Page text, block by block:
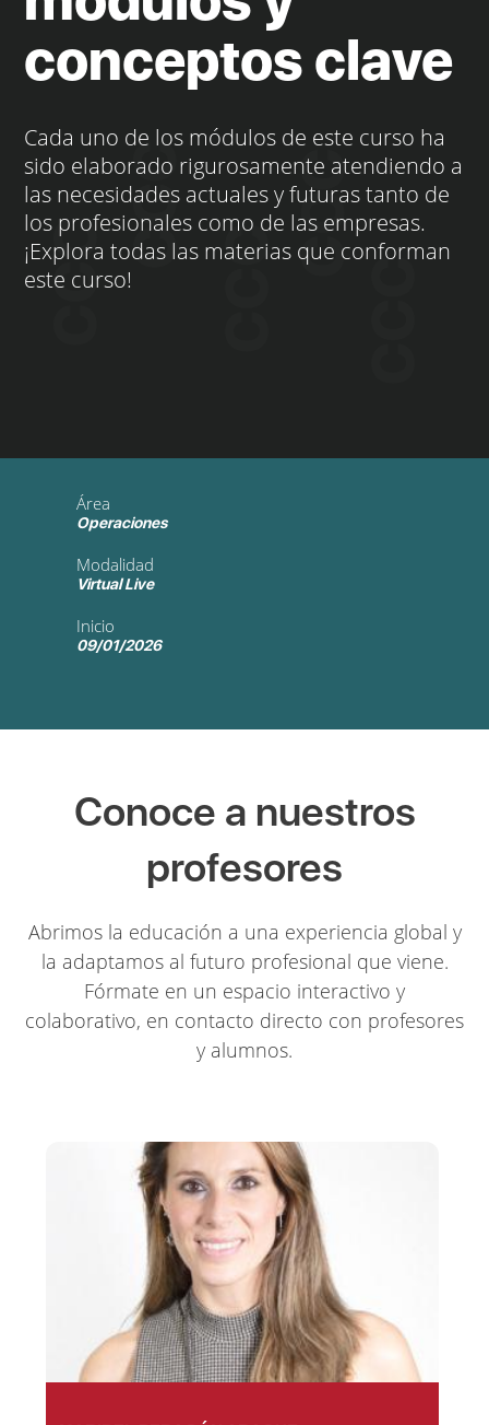
conceptos clave
Cada uno de los módulos de este curso ha
sido elaborado rigurosamente atendiendo a
las necesidades actuales y futuras tanto de
los profesionales como de las empresas.
¡Explora todas las materias que conforman
este curso!
Área
Operaciones
Modalidad
Virtual Live
Inicio
09/01/2026
Conoce a nuestros
profesores
Abrimos la educación a una experiencia global y
la adaptamos al futuro profesional que viene.
Fórmate en un espacio interactivo y
colaborativo, en contacto directo con profesores
y alumnos.